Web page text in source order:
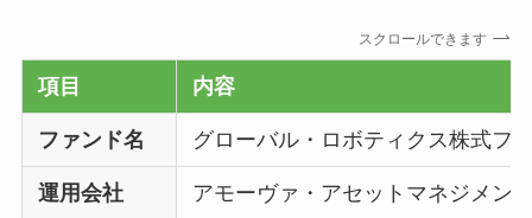
スクロールできます
項目 内容
ファンド名 グローバル・ロボティクス株式フ
運用会社 アモーヴァ・アセットマネジメン